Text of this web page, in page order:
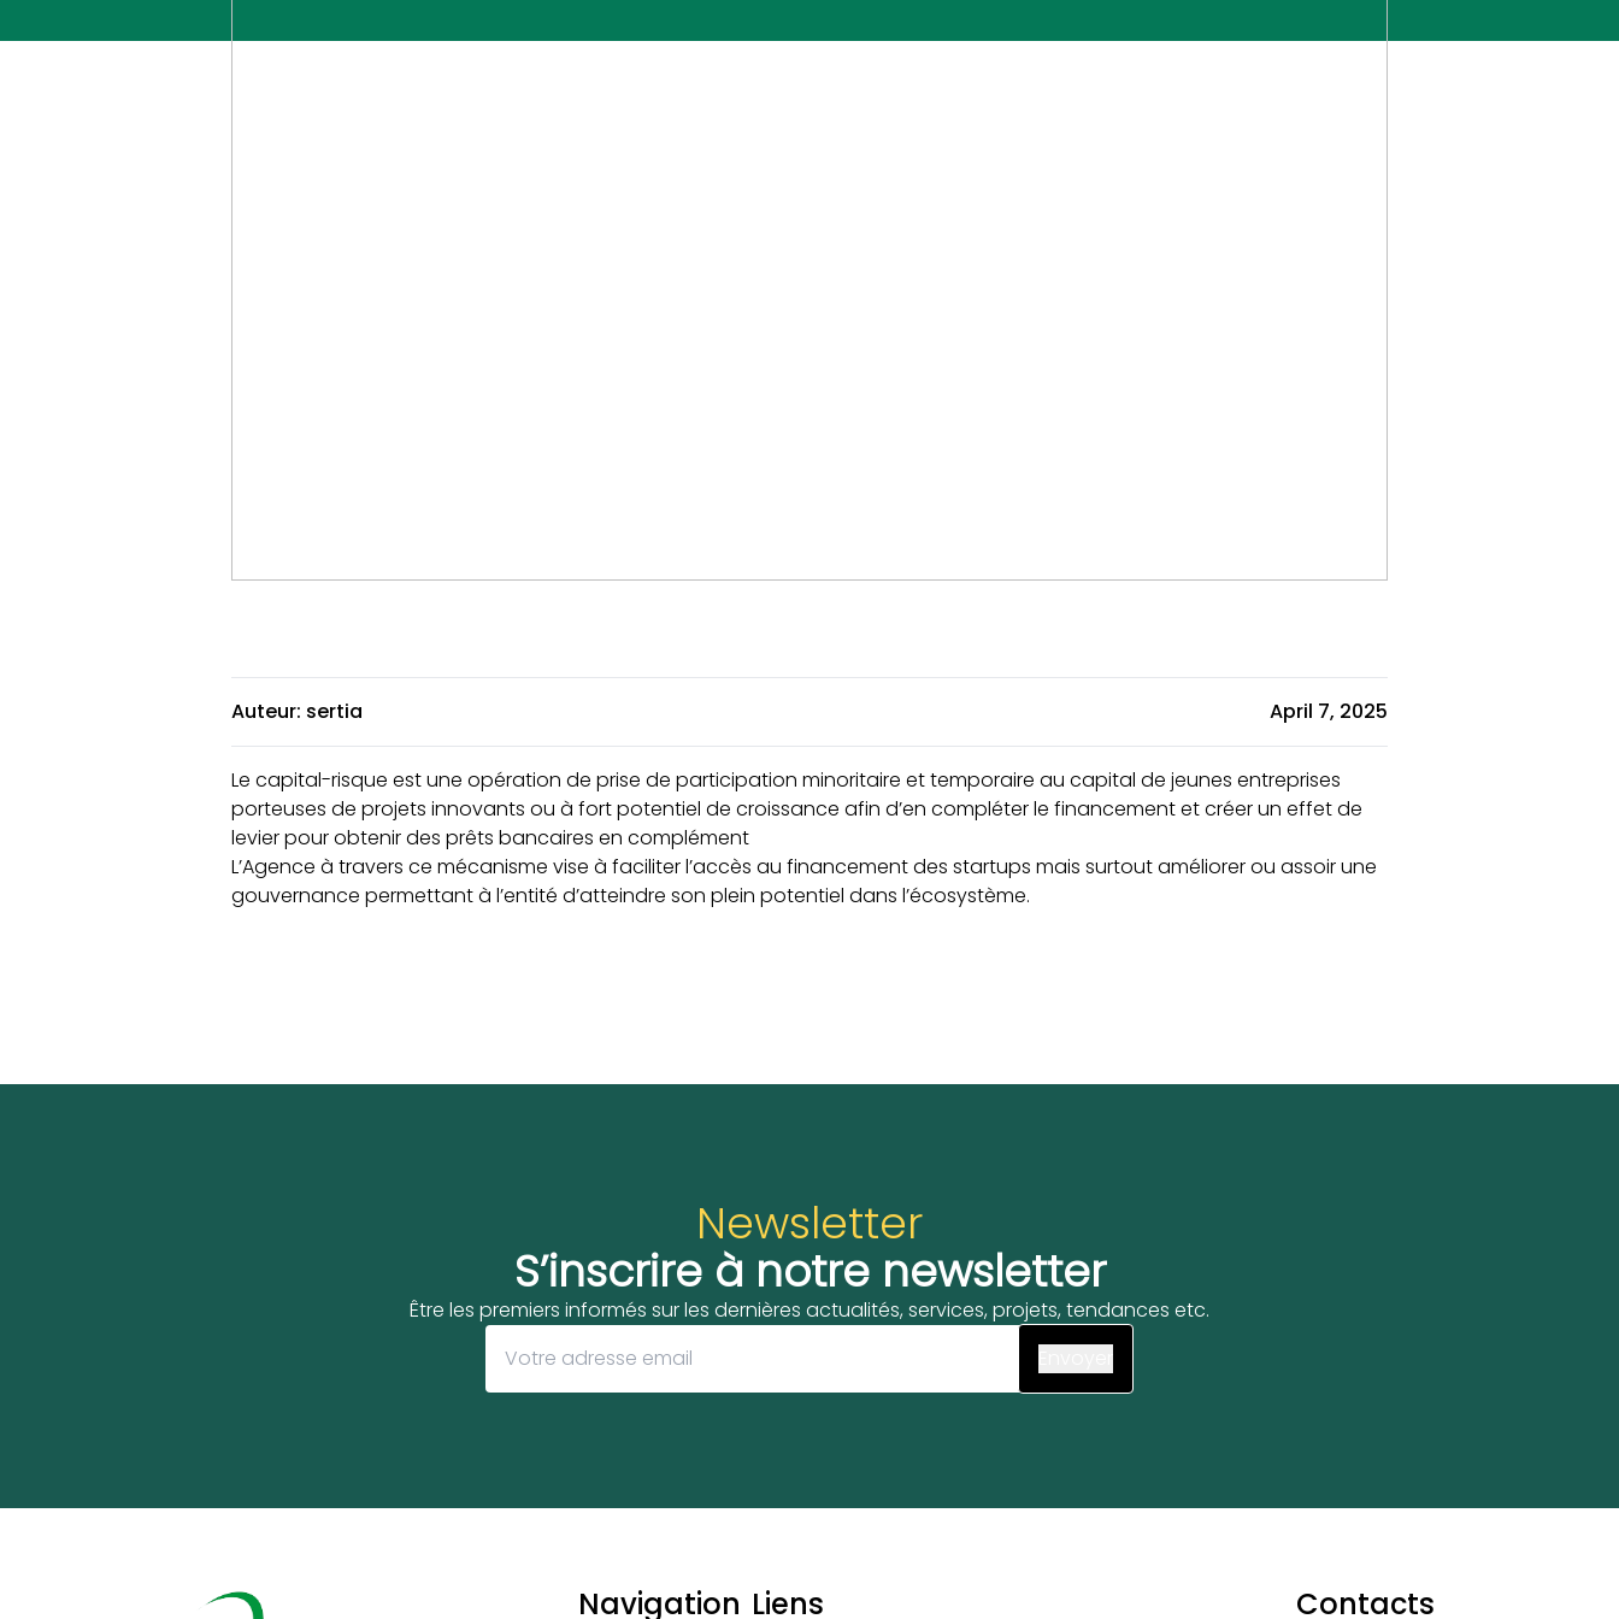
Auteur: sertia April 7, 2025
Le capital-risque est une opération de prise de participation minoritaire et temporaire au capital de jeunes entreprises
porteuses de projets innovants ou à fort potentiel de croissance afin d’en compléter le financement et créer un effet de
levier pour obtenir des prêts bancaires en complément
L’Agence à travers ce mécanisme vise à faciliter l’accès au financement des startups mais surtout améliorer ou assoir une
gouvernance permettant à l’entité d’atteindre son plein potentiel dans l’écosystème.
Newsletter
S’inscrire à notre newsletter
Être les premiers informés sur les dernières actualités, services, projets, tendances etc.
Navigation Liens Contacts